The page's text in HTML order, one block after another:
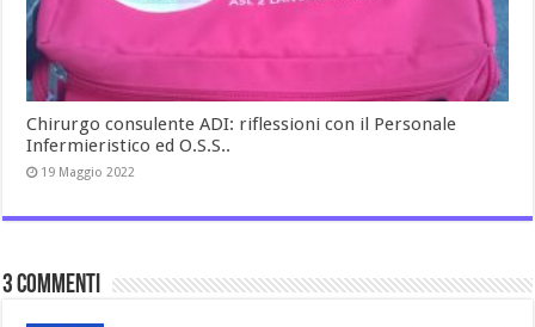
Chirurgo consulente ADI: riflessioni con il Personale
Infermieristico ed O.S.S..
19 Maggio 2022
3 commenti